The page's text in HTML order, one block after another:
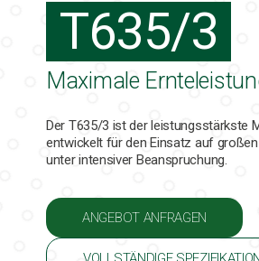
T635/3
Maximale
Der T635/3 ist der leistungsstärkste
entwickelt für den Einsatz auf
unter intensiver Beanspruchung.
ANGEBOT ANFRAGEN